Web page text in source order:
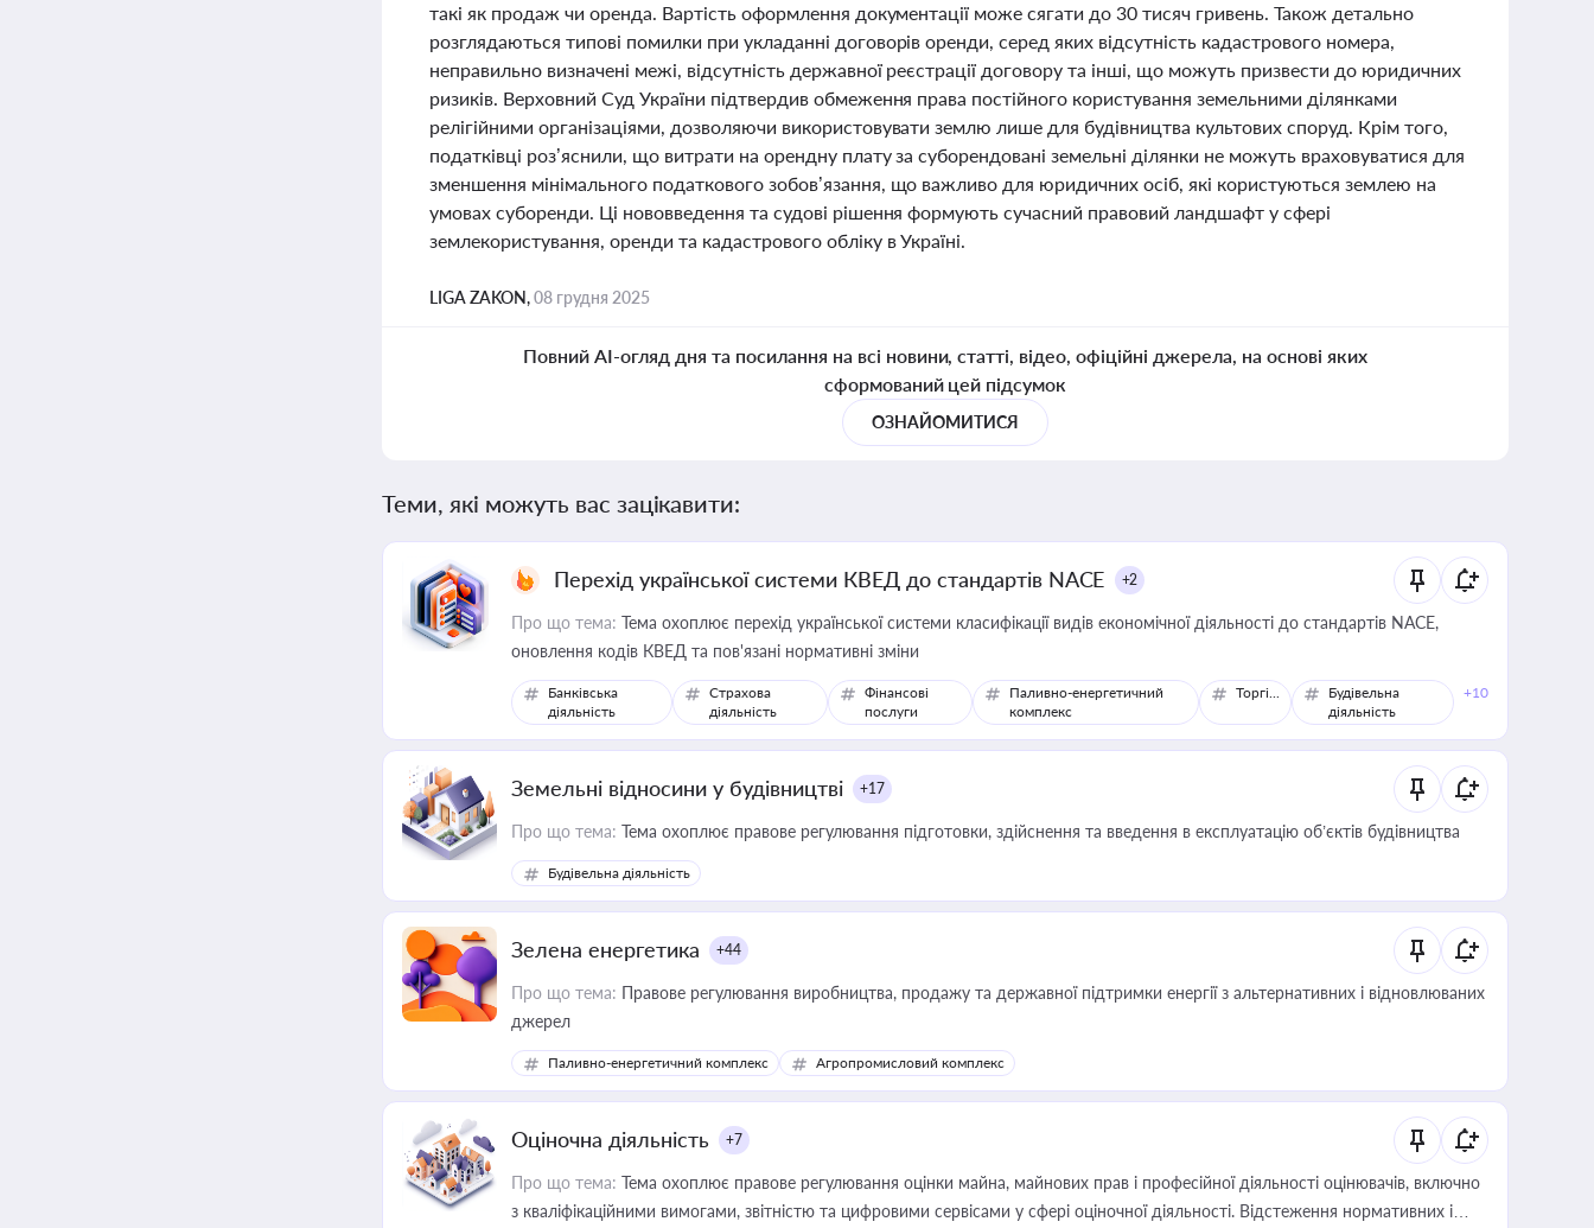
такі як продаж чи оренда. Вартість оформлення документації може сягати до 30 тисяч гривень. Також детально
розглядаються типові помилки при укладанні договорів оренди, серед яких відсутність кадастрового номера,
неправильно визначені межі, відсутність державної реєстрації договору та інші, що можуть призвести до юридичних
ризиків. Верховний Суд України підтвердив обмеження права постійного користування земельними ділянками
релігійними організаціями, дозволяючи використовувати землю лише для будівництва культових споруд. Крім того,
податківці роз’яснили, що витрати на орендну плату за суборендовані земельні ділянки не можуть враховуватися для
зменшення мінімального податкового зобов’язання, що важливо для юридичних осіб, які користуються землею на
умовах суборенди. Ці нововведення та судові рішення формують сучасний правовий ландшафт у сфері
землекористування, оренди та кадастрового обліку в Україні.
LIGA ZAKON,08 грудня 2025
Повний AI-огляд дня та посилання на всі новини, статті, відео, офіційні джерела, на основі яких
сформований цей підсумок
ОЗНАЙОМИТИСЯ
Теми, які можуть вас зацікавити:
Перехід української системи КВЕД до стандартів NACE +2
Про що тема: Тема охоплює перехід української системи класифікації видів економічної діяльності до стандартів NACE,
оновлення кодів КВЕД та пов'язані нормативні зміни
Банківська
діяльність
Страхова
діяльність
Фінансові
послуги
Паливно-енергетичний
комплекс
Торгівля
Будівельна
діяльність
+10
Земельні відносини у будівництві +17
Про що тема: Тема охоплює правове регулювання підготовки, здійснення та введення в експлуатацію об’єктів будівництва
Будівельна діяльність
Зелена енергетика +44
Про що тема: Правове регулювання виробництва, продажу та державної підтримки енергії з альтернативних і відновлюваних
джерел
Паливно-енергетичний комплекс Агропромисловий комплекс
Оціночна діяльність +7
Про що тема: Тема охоплює правове регулювання оцінки майна, майнових прав і професійної діяльності оцінювачів, включно
з кваліфікаційними вимогами, звітністю та цифровими сервісами у сфері оціночної діяльності. Відстеження нормативних і